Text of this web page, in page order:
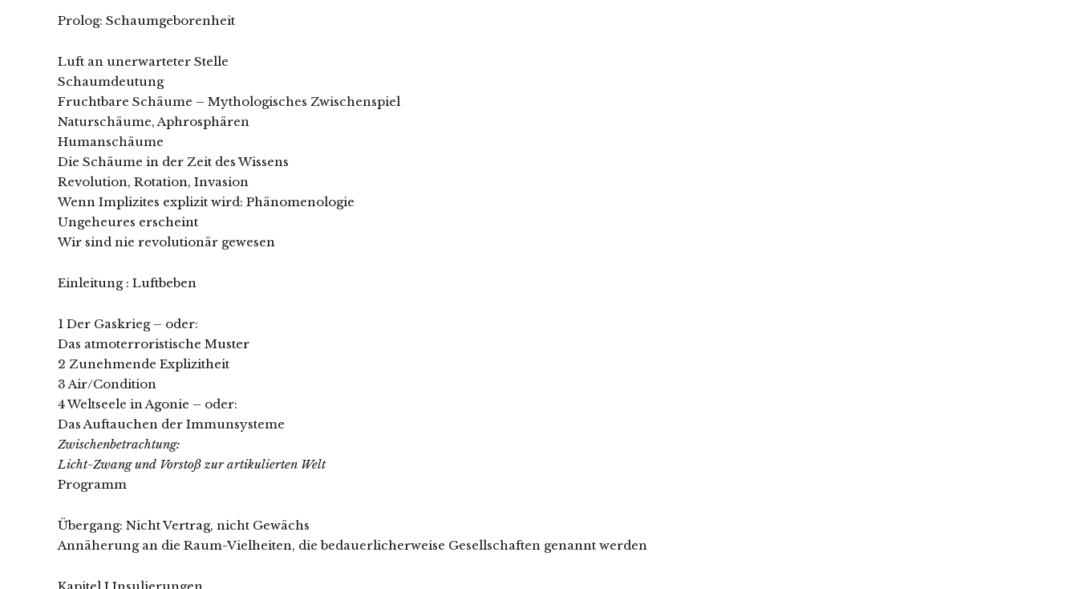
Prolog: Schaumgeborenheit
Luft an unerwarteter Stelle
Schaumdeutung
Fruchtbare Schäume – Mythologisches Zwischenspiel
Naturschäume, Aphrosphären
Humanschäume
Die Schäume in der Zeit des Wissens
Revolution, Rotation, Invasion
Wenn Implizites explizit wird: Phänomenologie
Ungeheures erscheint
Wir sind nie revolutionär gewesen
Einleitung : Luftbeben
1 Der Gaskrieg – oder:
Das atmoterroristische Muster
2 Zunehmende Explizitheit
3 Air/Condition
4 Weltseele in Agonie – oder:
Das Auftauchen der Immunsysteme
Zwischenbetrachtung:
Licht-Zwang und Vorstoß zur artikulierten Welt
Programm
Übergang: Nicht Vertrag, nicht Gewächs
Annäherung an die Raum-Vielheiten, die bedauerlicherweise Gesellschaften genannt werden